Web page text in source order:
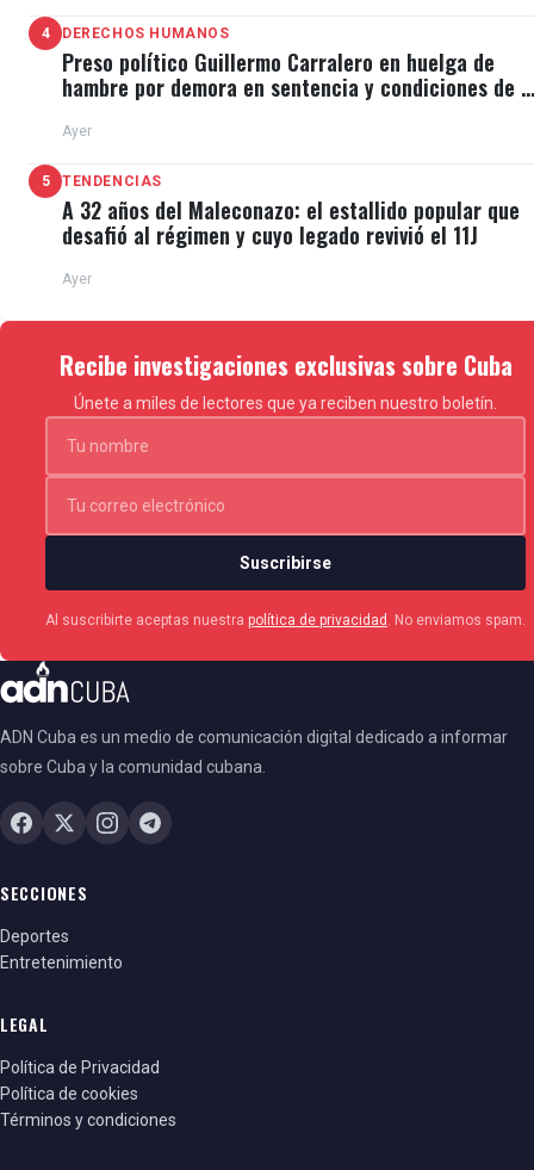
4 DERECHOS HUMANOS
Preso político Guillermo Carralero en huelga de
hambre por demora en sentencia y condiciones de
Ayer
5 TENDENCIAS
A 32 años del Maleconazo: el estallido popular que
desafió al régimen y cuyo legado revivió el 11J
Ayer
Recibe investigaciones exclusivas sobre Cuba
Únete a miles de lectores que ya reciben nuestro boletín.
Suscribirse
Al suscribirte aceptas nuestra política de privacidad . No enviamos spam.
ADN Cuba es un medio de comunicación digital dedicado a informar
sobre Cuba y la comunidad cubana.
SECCIONES
Deportes
Entretenimiento
LEGAL
Política de Privacidad
Política de cookies
Términos y condiciones